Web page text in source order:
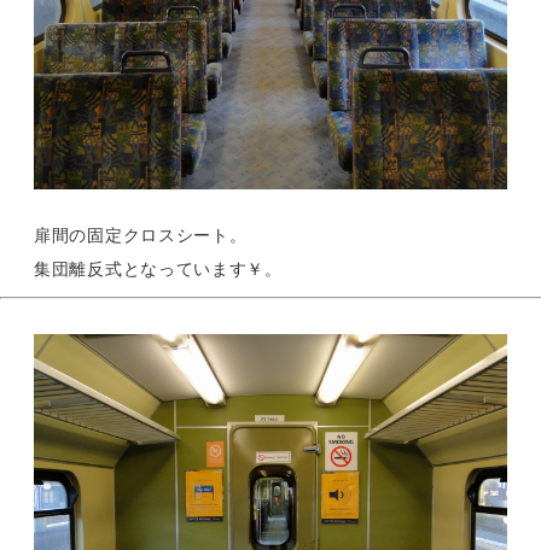
扉間の固定クロスシート。
集団離反式となっています￥。